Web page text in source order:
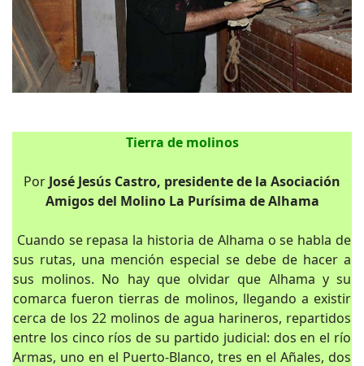
Tierra de molinos
Por José Jesús Castro, presidente de la Asociación
Amigos del Molino La Purísima de Alhama
Cuando se repasa la historia de Alhama o se habla de
sus rutas, una mención especial se debe de hacer a
sus molinos. No hay que olvidar que Alhama y su
comarca fueron tierras de molinos, llegando a existir
cerca de los 22 molinos de agua harineros, repartidos
entre los cinco ríos de su partido judicial: dos en el río
Armas, uno en el Puerto-Blanco, tres en el Añales, dos